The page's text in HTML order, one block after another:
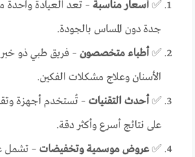
✅أسعار مناسبة – تُعد العيادة
جدة دون المساس بالجودة.
✅أطباء متخصصون – فريق طبي ذو
الأسنان وعلاج مشكلات الفكين.
✅أحدث التقنيات – تُستخدم أجهزة
على نتائج أسرع وأكثر دقة.
✅عروض موسمية وتخفيضات – تشمل